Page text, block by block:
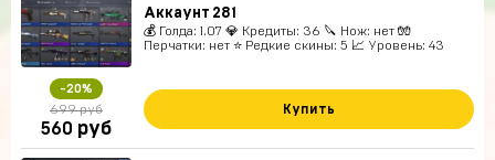
Аккаунт 281
💰 Голда: 1.07 💎 Кредиты: 36 🔪 Нож: нет 🧤
Перчатки: нет ⭐️ Редкие скины: 5 📈 Уровень: 43
-20%
699 руб
560 руб
Купить